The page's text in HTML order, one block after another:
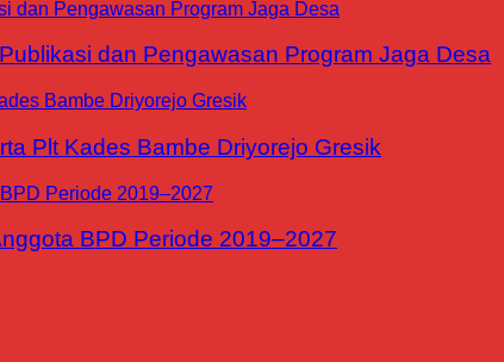
dan Pengawasan Program Jaga Desa
Plt Kades Bambe Driyorejo Gresik
BPD Periode 2019–2027